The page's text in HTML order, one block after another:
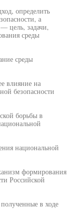
определить
а
цель, задачи,
среды
среды
влияние на
безопасности
борьбы в
национальной
формирования
Российской
в ходе